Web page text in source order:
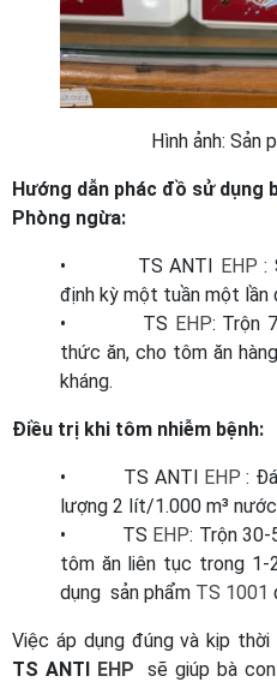
Hình ảnh: Sản
Hướng dẫn phác đồ sử dụng
Phòng ngừa:
• TS ANTI EHP :
định kỳ một tuần một lần
• TS EHP: Trộn
thức ăn, cho tôm ăn
kháng.
Điều trị khi tôm nhiễm bệnh:
• TS ANTI EHP :
lượng 2 lít/1.000 m³
• TS EHP: Trộn
tôm ăn liên tục trong 1-
dụng sản phẩm TS 1001
Việc áp dụng đúng và kịp
TS ANTI EHP
sẽ giúp bà